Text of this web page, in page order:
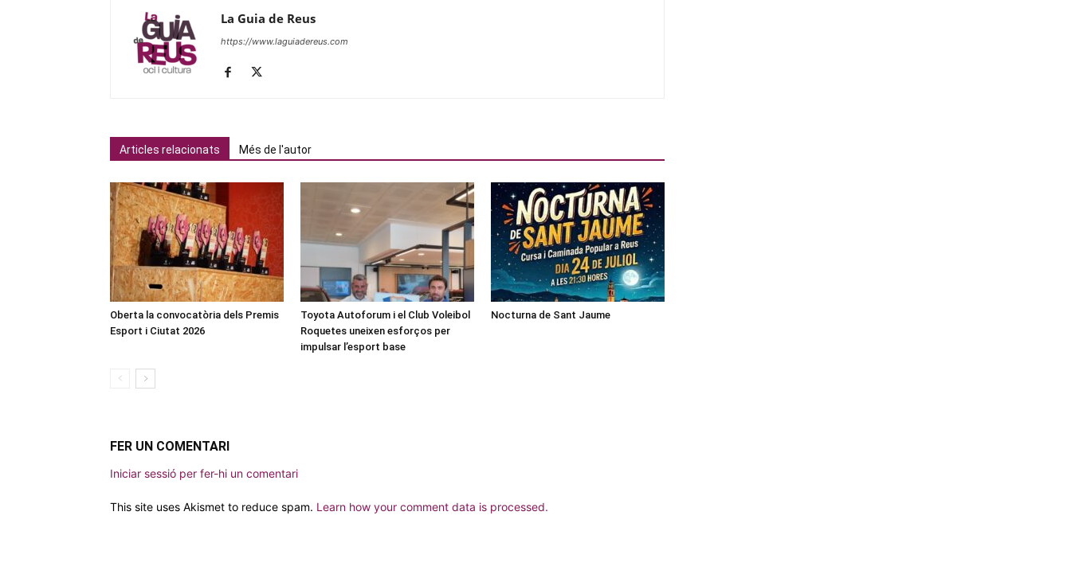
La Guia de Reus
https://www.laguiadereus.com
Articles relacionats Més de l'autor
Oberta la convocatòria dels Premis
Esport i Ciutat 2026
Toyota Autoforum i el Club Voleibol
Roquetes uneixen esforços per
impulsar l’esport base
Nocturna de Sant Jaume
FER UN COMENTARI
Iniciar sessió per fer-hi un comentari
This site uses Akismet to reduce spam. Learn how your comment data is processed.